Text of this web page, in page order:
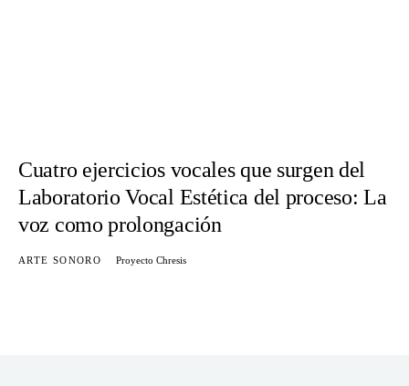
Cuatro ejercicios vocales que surgen del
Laboratorio Vocal Estética del proceso: La
voz como prolongación
ARTE SONORO Proyecto Chresis